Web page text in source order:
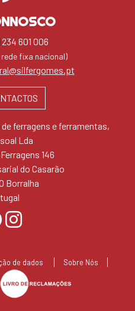
234 601 006
fixa nacional)
ferragens e ferramentas,
Lda
146
do Casarão
Borralha
de dados Sobre Nós